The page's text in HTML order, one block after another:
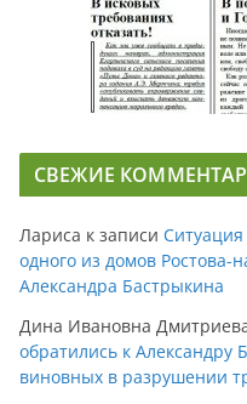
СВЕЖИЕ
Лариса к записи
одного из домов Ростова-
Александра Бастрыкина
Дина Ивановна
обратились к Александру
виновных в разрушении